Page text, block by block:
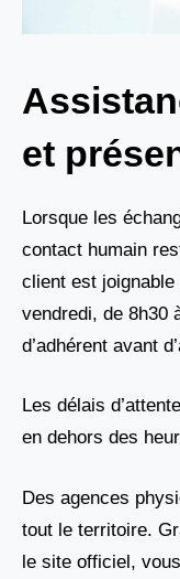
et
Lorsque les
contact humain
client est joignable
vendredi, de 8h30
d’adhérent avant
Les délais
en dehors des
Des agences
tout le territoire.
le site officiel,